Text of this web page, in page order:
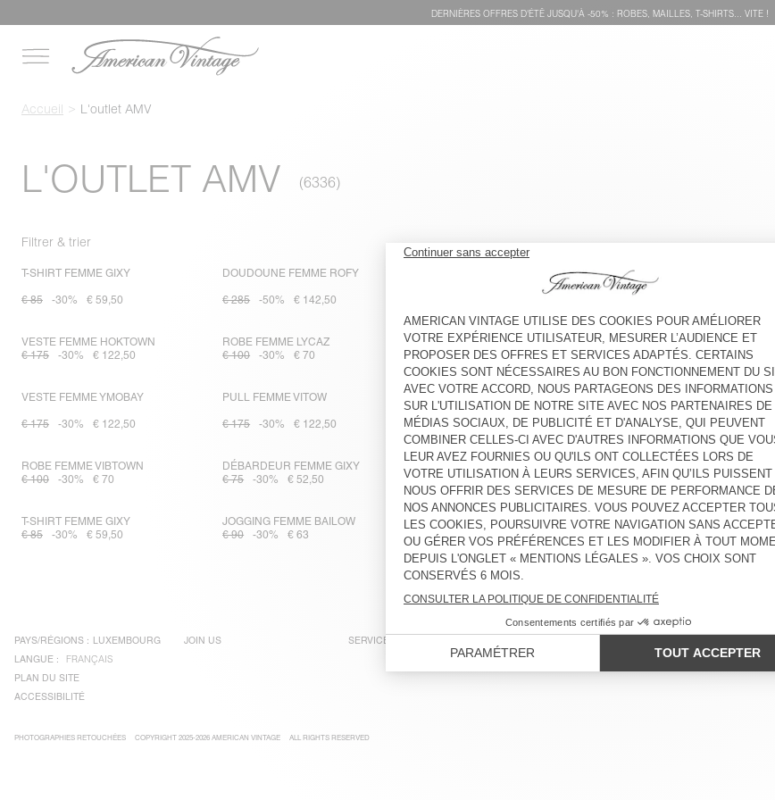
DERNIÈRES OFFRES D'ÉTÊ JUSQU'À -50% : ROBES, MAILLES, T-SHIRTS... VITE !
Accueil L'outlet AMV
L'OUTLET AMV
Filtrer & trier
T-SHIRT FEMME GIXY
€ 85 -30% € 59,50
DOUDOUNE FEMME ROFY
€ 285 -50% € 142,50
SHORT ENFANT BYPTOW CHEMISE FEMME PUSWAY
VESTE FEMME HOKTOWN
€ 175
-30% € 122,50
ROBE FEMME LYCAZ
€ 100
-30% € 70
GILET FEMME EAST
€ 185
-50% € 92,50
CHEMISE FEMME VEXTOWN
€ 85
-30% € 59,50
VESTE FEMME YMOBAY
€ 175 -30% € 122,50
PULL FEMME VITOW
€ 175 -30% € 122,50
VESTE FEMME HOKTOWN
€ 175 -30% € 122,50 € 90 -30% € 63
ROBE FEMME VIBTOWN
€ 100
-30% € 70
DÉBARDEUR FEMME GIXY
€ 75
-30% € 52,50
DÉBARDEUR FEMME SULLY
€ 40
-30% € 28
GILET FEMME VITOW
€ 160
-30% € 112
T-SHIRT FEMME GIXY
€ 85
-30% € 59,50
JOGGING FEMME BAILOW
€ 90
-30% € 63
ROBE FEMME GIXY
€ 85
-30% € 59,50
DÉBARDEUR FEMME PYMAZ
€ 55
-30% € 38,50
PAYS/RÉGIONS : LUXEMBOURG
LANGUE :
FRANÇAIS
PLAN DU SITE
ACCESSIBILITÉ
JOIN US SERVICE CLIENT
PHOTOGRAPHIES RETOUCHÉES COPYRIGHT 2025-2026 AMERICAN VINTAGE ALL RIGHTS RESERVED